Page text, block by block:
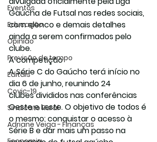
Eventos
Educação
Opinião
Previsão do tempo
Editais
Covic-19
Sindicato Rural
Adriane Veiga - Finanças
Gaúcha de Futsal nas redes sociais,
com elenco e demais detalhes
ainda a serem confirmados pelo
clube.
A competição
A Série C do Gaúcho terá início no
dia 6 de junho, reunindo 24
clubes divididos nas conferências
Oeste e Leste. O objetivo de todos é
o mesmo: conquistar o acesso à
Série B e dar mais um passo na